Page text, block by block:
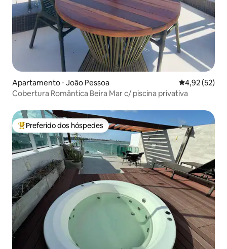
Apartamento ⋅ João Pessoa 4,92 de uma
4,92 (52)
Cobertura Romântica Beira Mar c/ piscina privativa
Entre os melhores preferidos dos hóspedes
Preferido dos hóspedes